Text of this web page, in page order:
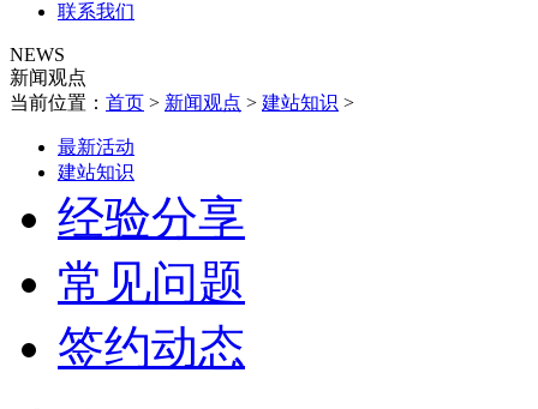
联系我们
NEWS
新闻观点
当前位置： 首页 > 新闻观点 > 建站知识 >
最新活动
建站知识
经验分享
常见问题
签约动态